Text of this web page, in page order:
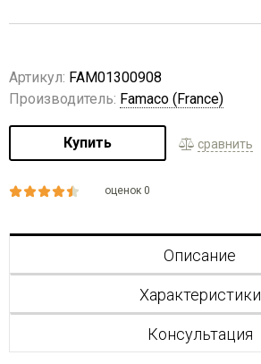
Артикул: FAM01300908
Производитель: Famaco (France)
Купить сравнить
оценок 0
Описание
Характеристики
Консультация